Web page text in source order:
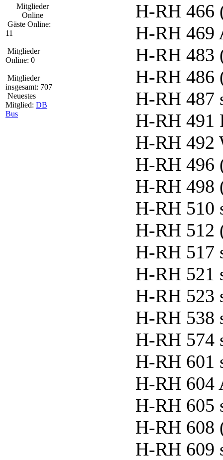
Mitglieder
Online
Gäste Online:
11
Mitglieder
Online: 0
Mitglieder
insgesamt: 707
Neuestes
Mitglied: DB
Bus
H-RH 466
H-RH 469
H-RH 483
H-RH 486
H-RH 487
H-RH 491
H-RH 492
H-RH 496
H-RH 498
H-RH 510
H-RH 512
H-RH 517
H-RH 521
H-RH 523
H-RH 538
H-RH 574
H-RH 601
H-RH 604
H-RH 605
H-RH 608
H-RH 609